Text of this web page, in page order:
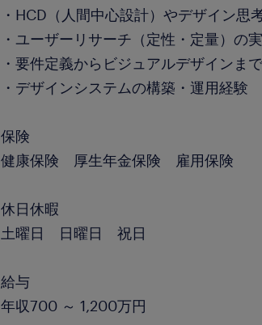
・HCD（人間中心設計）やデザイン思
・ユーザーリサーチ（定性・定量）の
・要件定義からビジュアルデザインま
・デザインシステムの構築・運用経験
保険
健康保険 厚生年金保険 雇用保険
休日休暇
土曜日 日曜日 祝日
給与
年収700 ～ 1,200万円